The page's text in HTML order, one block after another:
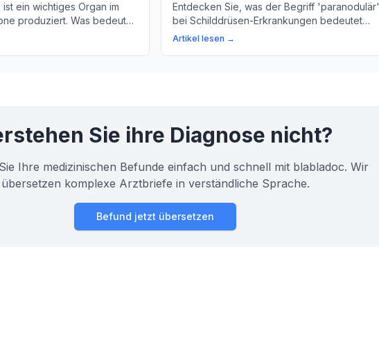
ein wichtiges Organ im
produziert. Was bedeutet
der Schilddrüse und wie
Entdecken Sie, was der Begriff 'paranodulär'
bei Schilddrüsen-Erkrankungen bedeutet
und wie Knoten in der Schilddrüse Ihre
Artikel lesen →
Sie ihre Diagnose nicht?
Ihre medizinischen Befunde einfach und schnell mit blabladoc. Wir
übersetzen komplexe Arztbriefe in verständliche Sprache.
Befund jetzt übersetzen